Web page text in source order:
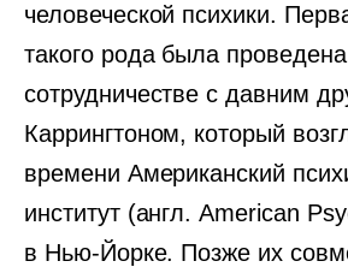
человеческой психики.
такого рода была
сотрудничестве с давним
Каррингтоном, который
времени Американский
институт (англ. American
в Нью-Йорке. Позже их